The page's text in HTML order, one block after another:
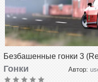
Безбашенные гонки 3
Racing 3) v1.1.3
Гонки Автор:
2015, 20:26